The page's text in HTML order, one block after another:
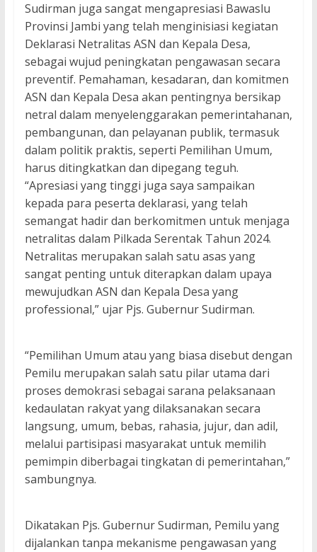
Sudirman juga sangat mengapresiasi Bawaslu
Provinsi Jambi yang telah menginisiasi kegiatan
Deklarasi Netralitas ASN dan Kepala Desa,
sebagai wujud peningkatan pengawasan secara
preventif. Pemahaman, kesadaran, dan komitmen
ASN dan Kepala Desa akan pentingnya bersikap
netral dalam menyelenggarakan pemerintahanan,
pembangunan, dan pelayanan publik, termasuk
dalam politik praktis, seperti Pemilihan Umum,
harus ditingkatkan dan dipegang teguh.
“Apresiasi yang tinggi juga saya sampaikan
kepada para peserta deklarasi, yang telah
semangat hadir dan berkomitmen untuk menjaga
netralitas dalam Pilkada Serentak Tahun 2024.
Netralitas merupakan salah satu asas yang
sangat penting untuk diterapkan dalam upaya
mewujudkan ASN dan Kepala Desa yang
professional,” ujar Pjs. Gubernur Sudirman.
“Pemilihan Umum atau yang biasa disebut dengan
Pemilu merupakan salah satu pilar utama dari
proses demokrasi sebagai sarana pelaksanaan
kedaulatan rakyat yang dilaksanakan secara
langsung, umum, bebas, rahasia, jujur, dan adil,
melalui partisipasi masyarakat untuk memilih
pemimpin diberbagai tingkatan di pemerintahan,”
sambungnya.
Dikatakan Pjs. Gubernur Sudirman, Pemilu yang
dijalankan tanpa mekanisme pengawasan yang